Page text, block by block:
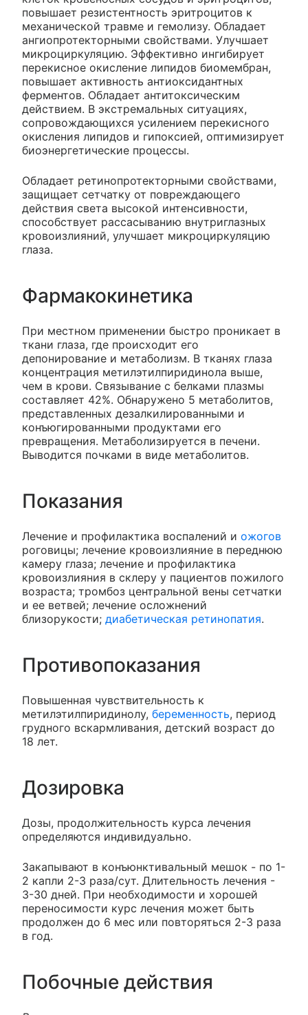
повышает резистентность эритроцитов к
механической травме и гемолизу. Обладает
ангиопротекторными свойствами. Улучшает
микроциркуляцию. Эффективно ингибирует
перекисное окисление липидов биомембран,
повышает активность антиоксидантных
ферментов. Обладает антитоксическим
действием. В экстремальных ситуациях,
сопровождающихся усилением перекисного
окисления липидов и гипоксией, оптимизирует
биоэнергетические процессы.
Обладает ретинопротекторными свойствами,
защищает сетчатку от повреждающего
действия света высокой интенсивности,
способствует рассасыванию внутриглазных
кровоизлияний, улучшает микроциркуляцию
глаза.
Фармакокинетика
При местном применении быстро проникает в
ткани глаза, где происходит его
депонирование и метаболизм. В тканях глаза
концентрация метилэтилпиридинола выше,
чем в крови. Связывание с белками плазмы
составляет 42%. Обнаружено 5 метаболитов,
представленных дезалкилированными и
конъюгированными продуктами его
превращения. Метаболизируется в печени.
Выводится почками в виде метаболитов.
Показания
Лечение и профилактика воспалений и ожогов
роговицы; лечение кровоизлияние в переднюю
камеру глаза; лечение и профилактика
кровоизлияния в склеру у пациентов пожилого
возраста; тромбоз центральной вены сетчатки
и ее ветвей; лечение осложнений
близорукости; диабетическая ретинопатия.
Противопоказания
Повышенная чувствительность к
метилэтилпиридинолу, беременность, период
грудного вскармливания, детский возраст до
18 лет.
Дозировка
Дозы, продолжительность курса лечения
определяются индивидуально.
Закапывают в конъюнктивальный мешок - по 1-
2 капли 2-3 раза/сут. Длительность лечения -
3-30 дней. При необходимости и хорошей
переносимости курс лечения может быть
продолжен до 6 мес или повторяться 2-3 раза
в год.
Побочные действия